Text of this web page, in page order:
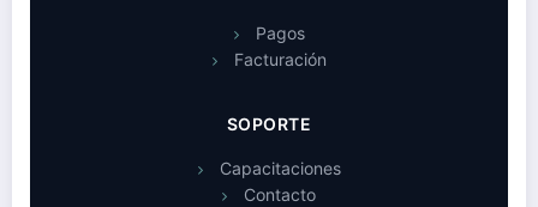
Pagos
Facturación
SOPORTE
Capacitaciones
Contacto